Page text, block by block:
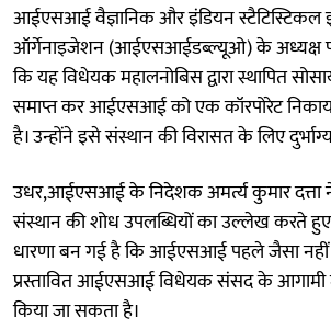
आईएसआई वैज्ञानिक और इंडियन स्टैटिस्टिकल
ऑर्गेनाइजेशन (आईएसआईडब्ल्यूओ) के अध्यक्ष
कि यह विधेयक महालनोबिस द्वारा स्थापित
समाप्त कर आईएसआई को एक कॉरपोरेट
है। उन्होंने इसे संस्थान की विरासत के लिए
उधर,आईएसआई के निदेशक अमर्त्य कुमार
संस्थान की शोध उपलब्धियों का उल्लेख करते
धारणा बन गई है कि आईएसआई पहले जैसा नहीं
प्रस्तावित आईएसआई विधेयक संसद के आगामी
किया जा सकता है।